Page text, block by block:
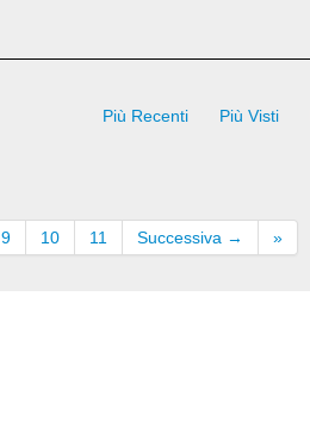
Più Recenti Più Visti
9 10 11 Successiva → »